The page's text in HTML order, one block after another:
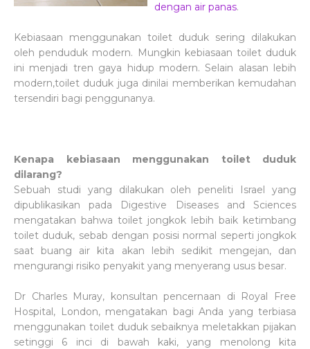
dengan air panas.
Kebiasaan menggunakan toilet duduk sering dilakukan
oleh penduduk modern. Mungkin kebiasaan toilet duduk
ini menjadi tren gaya hidup modern. Selain alasan lebih
modern,toilet duduk juga dinilai memberikan kemudahan
tersendiri bagi penggunanya.
Kenapa kebiasaan menggunakan toilet duduk
dilarang?
Sebuah studi yang dilakukan oleh peneliti Israel yang
dipublikasikan pada Digestive Diseases and Sciences
mengatakan bahwa toilet jongkok lebih baik ketimbang
toilet duduk, sebab dengan posisi normal seperti jongkok
saat buang air kita akan lebih sedikit mengejan, dan
mengurangi risiko penyakit yang menyerang usus besar.
Dr Charles Muray, konsultan pencernaan di Royal Free
Hospital, London, mengatakan bagi Anda yang terbiasa
menggunakan toilet duduk sebaiknya meletakkan pijakan
setinggi 6 inci di bawah kaki, yang menolong kita